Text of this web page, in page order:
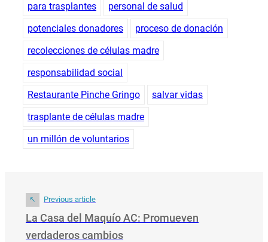
para trasplantes
personal de salud
potenciales donadores
proceso de donación
recolecciones de células madre
responsabilidad social
Restaurante Pinche Gringo
salvar vidas
trasplante de células madre
un millón de voluntarios
Previous article
La Casa del Maquío AC: Promueven
verdaderos cambios